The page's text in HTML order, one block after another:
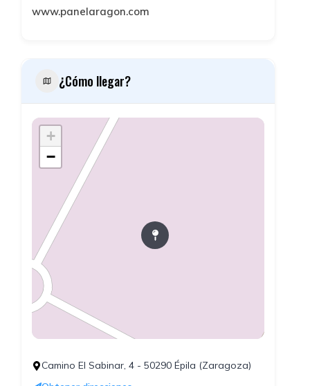
www.panelaragon.com
¿Cómo llegar?
+
−
Camino El Sabinar, 4 - 50290 Épila (Zaragoza)